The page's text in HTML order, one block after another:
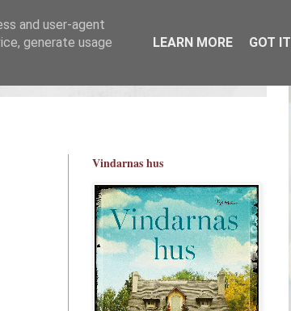
Vindarnas hus
and user-agent
generate usage
LEARN MORE GOT IT